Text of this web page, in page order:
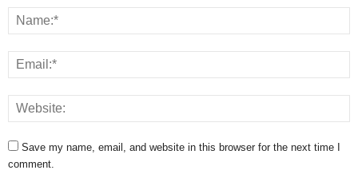
Save my name, email, and website in this browser for the next time I
comment.